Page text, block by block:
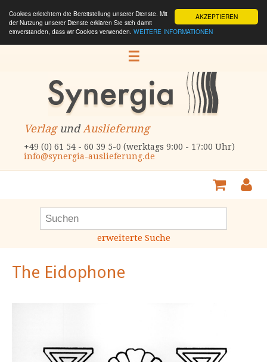
AKZEPTIEREN
Cookies erleichtern die Bereitstellung unserer Dienste. Mit
der Nutzung unserer Dienste erklären Sie sich damit
einverstanden, dass wir Cookies verwenden. WEITERE INFORMATIONEN
☰
VerlagundAuslieferung
+49 (0) 61 54 - 60 39 5-0 (werktags 9:00 - 17:00 Uhr)
info@synergia-auslieferung.de
erweiterte Suche
The Eidophone